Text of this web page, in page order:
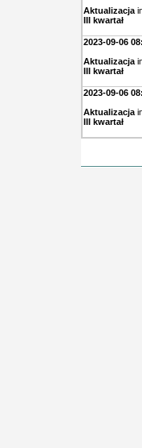
Aktualizacja
III kwartał
2023-09-06
Aktualizacja
III kwartał
2023-09-06
Aktualizacja
III kwartał